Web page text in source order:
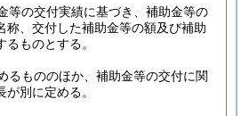
等の交付実績に基づき、補助金等の
称、交付した補助金等の額及び補助
ものとする。
るもののほか、補助金等の交付に関
別に定める。